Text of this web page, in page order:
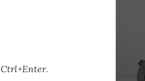
Ctrl+Enter.